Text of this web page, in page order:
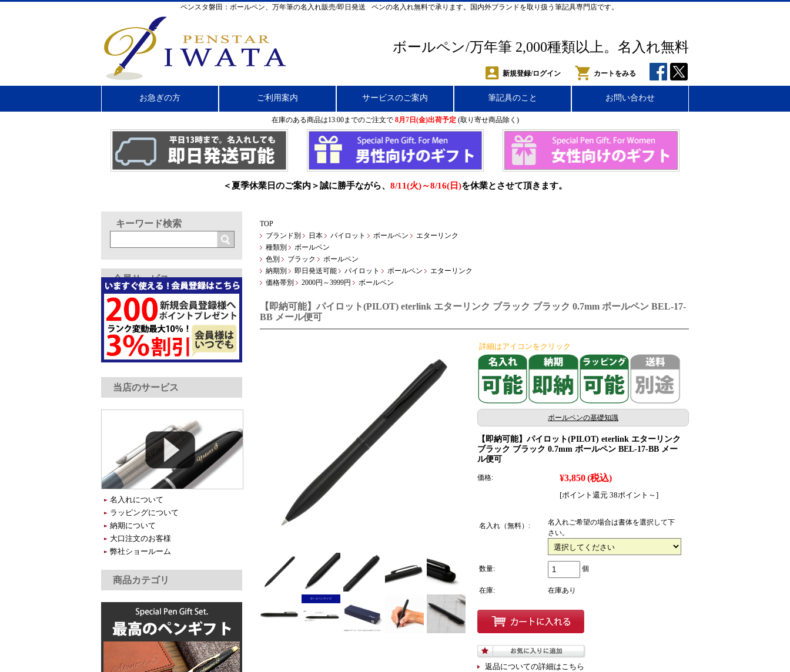
ペンスタ磐田：ボールペン、万年筆の名入れ販売/即日発送 ペンの名入れ無料で承ります。国内外ブランドを取り扱う筆記具専門店です。
ボールペン/万年筆 2,000種類以上。名入れ無料
新規登録/ログイン カートをみる
お急ぎの方 ご利用案内 サービスのご案内 筆記具のこと お問い合わせ
在庫のある商品は13:00までのご注文で 8月7日(金)出荷予定(取り寄せ商品除く)
＜夏季休業日のご案内＞誠に勝手ながら、 8/11(火)～8/16(日)を休業とさせて頂きます。
TOP
ブランド別
日本 パイロット ボールペン
エターリンク
種類別
ボールペン
色別
ブラック
ボールペン
納期別
即日発送可能 パイロット ボールペン
エターリンク
価格帯別
2000円～3999円 ボールペン
【即納可能】パイロット(PILOT) eterlink エターリンク ブラック ブラック 0.7mm ボールペン BEL-17-
BB メール便可
詳細はアイコンをクリック
ボールペンの基礎知識
【即納可能】パイロット(PILOT) eterlink エターリンク
ブラック ブラック 0.7mm ボールペン BEL-17-BB メー
ル便可
価格: ¥3,850(税込)
[ポイント還元 38ポイント～]
名入れ（無料）:
名入れご希望の場合は書体を選択して下
さい。
数量: 個
在庫: 在庫あり
返品についての詳細はこちら
会員サービス
当店のサービス
名入れについて
ラッピングについて
納期について
大口注文のお客様
弊社ショールーム
商品カテゴリ